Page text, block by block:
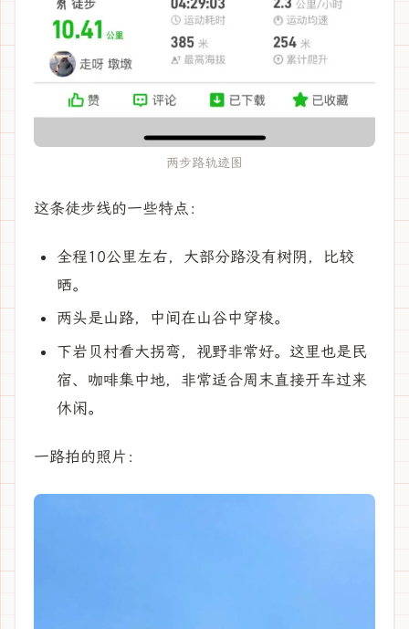
两步路轨迹图
这条徒步线的一些特点：
全程10公里左右，大部分路没有树阴，比较
晒。
两头是山路，中间在山谷中穿梭。
下岩贝村看大拐弯，视野非常好。这里也是民
宿、咖啡集中地，非常适合周末直接开车过来
休闲。
一路拍的照片：